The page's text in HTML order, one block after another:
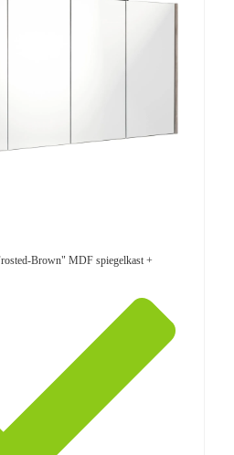
Brown" MDF spiegelkast +